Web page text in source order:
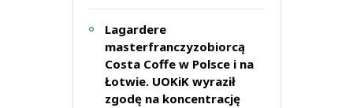
Lagardere
masterfranczyzobiorcą
Costa Coffe w Polsce i na
Łotwie. UOKiK wyraził
zgodę na koncentrację